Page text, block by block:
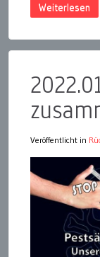
Weiterlesen
Veröffentlicht in